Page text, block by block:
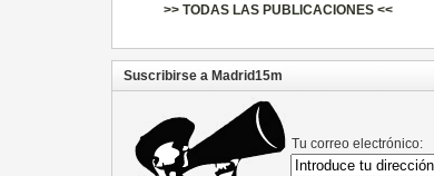
>> TODAS LAS PUBLICACIONES <<
Suscribirse a Madrid15m
Tu correo electrónico: